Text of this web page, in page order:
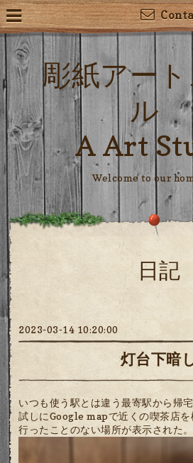
彫紙アー
ル
A Art
Welcome to our
日記
2023-03-14 10:20:00
灯台下暗
いつも使う駅とは違う最寄駅から帰宅
試しにGoogle mapで近くの喫茶店を
行ったことのない場所が表示された。